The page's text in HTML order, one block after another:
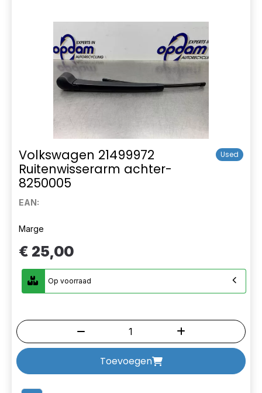
Volkswagen 21499972
Ruitenwisserarm achter-
8250005
Used
EAN:
Marge
€ 25,00
Op voorraad
Toevoegen